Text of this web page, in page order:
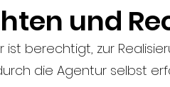
und
ist berechtigt, zur
die Agentur selbst